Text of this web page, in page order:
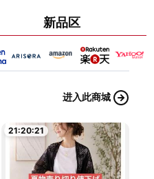
新品区
进入此商城
21:20:20